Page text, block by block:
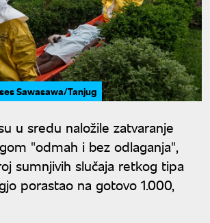
Sawasawa/Tanjug
u sredu naložile zatvaranje
"odmah i bez odlaganja",
sumnjivih slučaja retkog tipa
porastao na gotovo 1.000,